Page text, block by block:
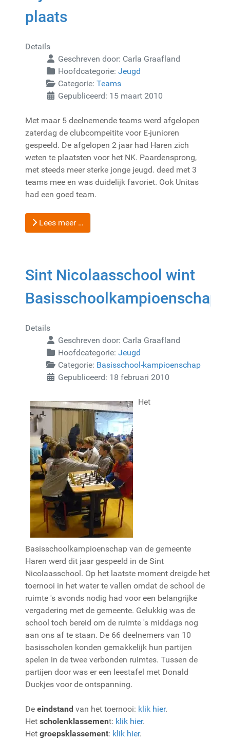
plaats
Details
Geschreven door: Carla Graafland
Hoofdcategorie: Jeugd
Categorie: Teams
Gepubliceerd: 15 maart 2010
Met maar 5 deelnemende teams werd afgelopen
zaterdag de clubcompeitite voor E-junioren
gespeeld. De afgelopen 2 jaar had Haren zich
weten te plaatsten voor het NK. Paardensprong,
met steeds meer sterke jonge jeugd. deed met 3
teams mee en was duidelijk favoriet. Ook Unitas
had een goed team.
Lees meer …
Sint Nicolaasschool wint
Basisschoolkampioenschap
Details
Geschreven door: Carla Graafland
Hoofdcategorie: Jeugd
Categorie: Basisschool-kampioenschap
Gepubliceerd: 18 februari 2010
Het
Basisschoolkampioenschap van de gemeente
Haren werd dit jaar gespeeld in de Sint
Nicolaasschool. Op het laatste moment dreigde het
toernooi in het water te vallen omdat de school de
ruimte 's avonds nodig had voor een belangrijke
vergadering met de gemeente. Gelukkig was de
school toch bereid om de ruimte 's middags nog
aan ons af te staan. De 66 deelnemers van 10
basisscholen konden gemakkelijk hun partijen
spelen in de twee verbonden ruimtes. Tussen de
partijen door was er een leestafel met Donald
Duckjes voor de ontspanning.
De eindstand van het toernooi: klik hier.
Het scholenklassement: klik hier.
Het groepsklassement: klik hier.